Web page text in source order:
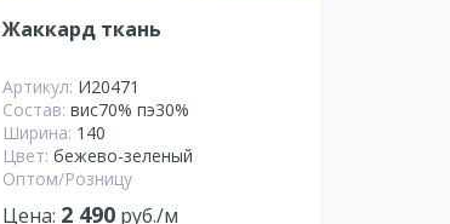
Жаккард ткань
Артикул: И20471
Состав: вис70% пэ30%
Ширина: 140
Цвет: бежево-зеленый
Оптом/Розницу
Цена: 2 490руб./м